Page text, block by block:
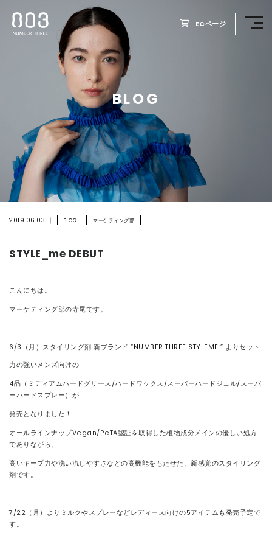
ECページ
BLOG
2019.06.03 BLOG マーケティング部
STYLE_me DEBUT
こんにちは。
マーケティング部の寺尾です。
6/3（月）スタイリング剤 新ブランド “NUMBER THREE STYLEME ” よりセット
力の強いメンズ向けの
4品（ミディアムハードグリース/ハードワックス/スーパーハードジェル/スーパ
ーハードスプレー）が
発売となりました！
オールラインナップVegan/PeTA認証を取得した植物成分メインの優しい処方
でありながら、
高いキープ力や洗い流しやすさなどの高機能をもたせた、新感覚のスタイリング
剤です。
7/22（月）よりミルクやスプレーなどレディース向けの5アイテムも発売予定で
す。
TOP
PRODUCTS
WELLBEING REPORT
FOR SALON
COMPANY